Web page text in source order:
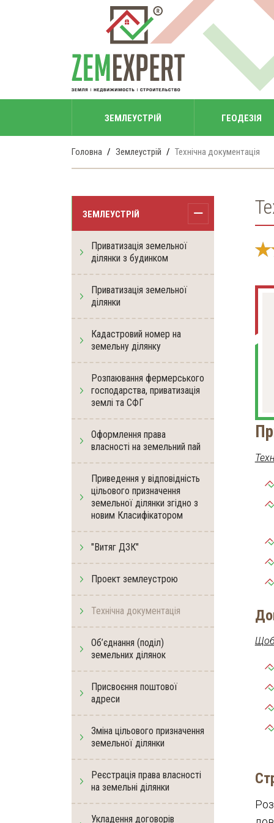
ЗЕМЛЕУСТРІЙ ГЕОДЕЗІЯ
Головна Землеустрій Технічна документація
ЗЕМЛЕУСТРІЙ
Приватизація земельної
ділянки з будинком
Приватизація земельної
ділянки
Кадастровий номер на
земельну ділянку
Розпаювання фермерського
господарства, приватизація
землі та СФГ
Оформлення права
власності на земельний пай
Приведення у відповідність
цільового призначення
земельної ділянки згідно з
новим Класифікатором
"Витяг ДЗК"
Проект землеустрою
Технічна документація
Об’єднання (поділ)
земельних ділянок
Присвоєння поштової
адреси
Зміна цільового призначення
земельної ділянки
Реєстрація права власності
на земельні ділянки
Укладення договорів
Щоб